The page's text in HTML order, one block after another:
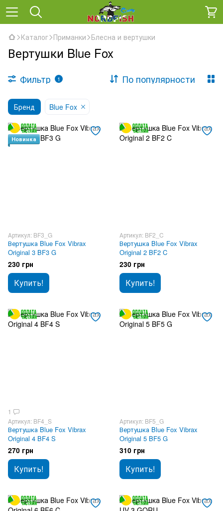
Каталог Приманки Блесна и вертушки
Вертушки Blue Fox
Фильтр 1 По популярности
Бренд Blue Fox
Новинка
Артикул: BF3_G
Вертушка Blue Fox Vibrax
Original 3 BF3 G
230 грн
Купить!
Артикул: BF2_C
Вертушка Blue Fox Vibrax
Original 2 BF2 C
230 грн
Купить!
1
Артикул: BF4_S
Вертушка Blue Fox Vibrax
Original 4 BF4 S
270 грн
Купить!
Артикул: BF5_G
Вертушка Blue Fox Vibrax
Original 5 BF5 G
310 грн
Купить!